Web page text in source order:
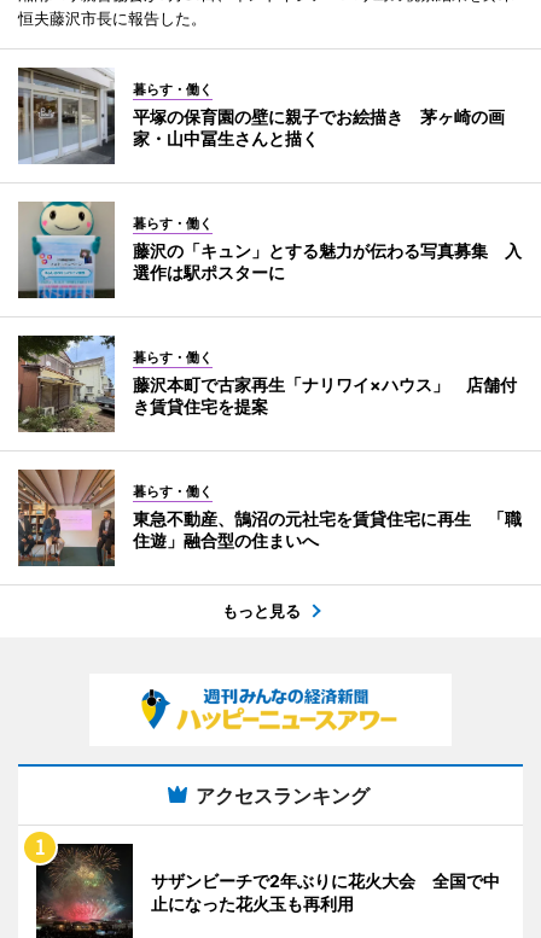
恒夫藤沢市長に報告した。
暮らす・働く
平塚の保育園の壁に親子でお絵描き 茅ヶ崎の画
家・山中冨生さんと描く
暮らす・働く
藤沢の「キュン」とする魅力が伝わる写真募集 入
選作は駅ポスターに
暮らす・働く
藤沢本町で古家再生「ナリワイ×ハウス」 店舗付
き賃貸住宅を提案
暮らす・働く
東急不動産、鵠沼の元社宅を賃貸住宅に再生 「職
住遊」融合型の住まいへ
もっと見る
アクセスランキング
サザンビーチで2年ぶりに花火大会 全国で中
止になった花火玉も再利用